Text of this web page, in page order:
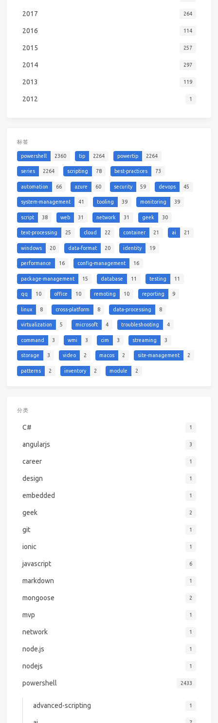
2017 264
2016 114
2015 257
2014 297
2013 119
2012 1
标签
powershell 2360 tip 2264 powertip 2264
series 2264 scripting 78 best-practices 73
automation 66 azure 60 security 59 devops 45
system-management 41 tooling 39 monitoring 39
script 38 web 31 network 31 geek 30
text-processing 25 cloud 22 container 21 ai 21
windows 20 data-format 20 identity 19
performance 16 config-management 16
package-management 15 database 11 testing 11
qq 10 office 10 remoting 10 reporting 9
linux 8 cross-platform 8 data-processing 8
virtualization 5 microsoft 4 troubleshooting 4
command 3 wmi 3 cim 3 streaming 3
storage 3 video 2 macos 2 site-management 2
patterns 2 inventory 2 module 2
分类
C# 1
angularjs 3
career 1
design 1
embedded 1
geek 2
git 1
ionic 1
javascript 6
markdown 1
mongoose 2
mvp 1
network 1
node.js 1
nodejs 1
powershell 2433
advanced-scripting 1